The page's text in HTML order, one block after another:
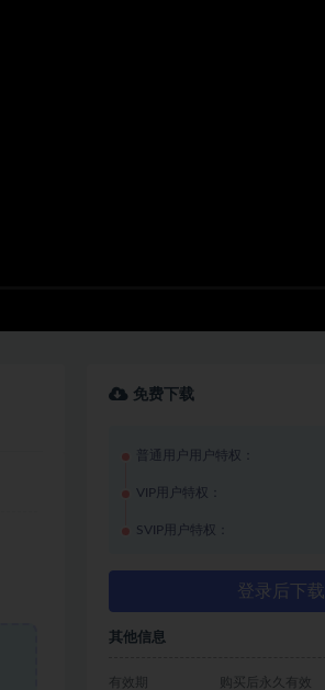
免费下载
普通用户用户特权：
VIP用户特权：
SVIP用户特权：
登录后下载
其他信息
有效期 购买后永久有效